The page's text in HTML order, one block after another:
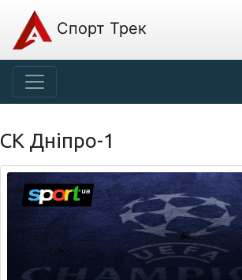
Спорт Трек
СК Дніпро-1